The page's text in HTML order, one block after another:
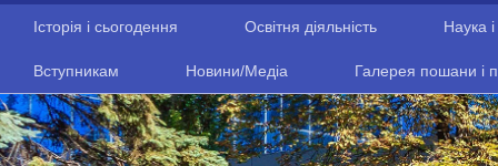
Історія і сьогодення Освітня діяльність Наука
Вступникам Новини/Медіа Галерея пошани і